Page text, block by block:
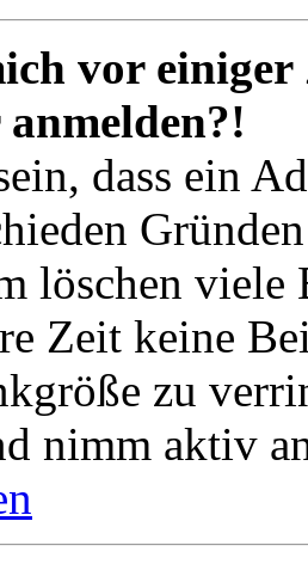
vor
dass ein
löschen viele
Zeit keine
zu
nimm aktiv